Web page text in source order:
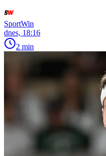
SportWin
dnes, 18:16
2 min